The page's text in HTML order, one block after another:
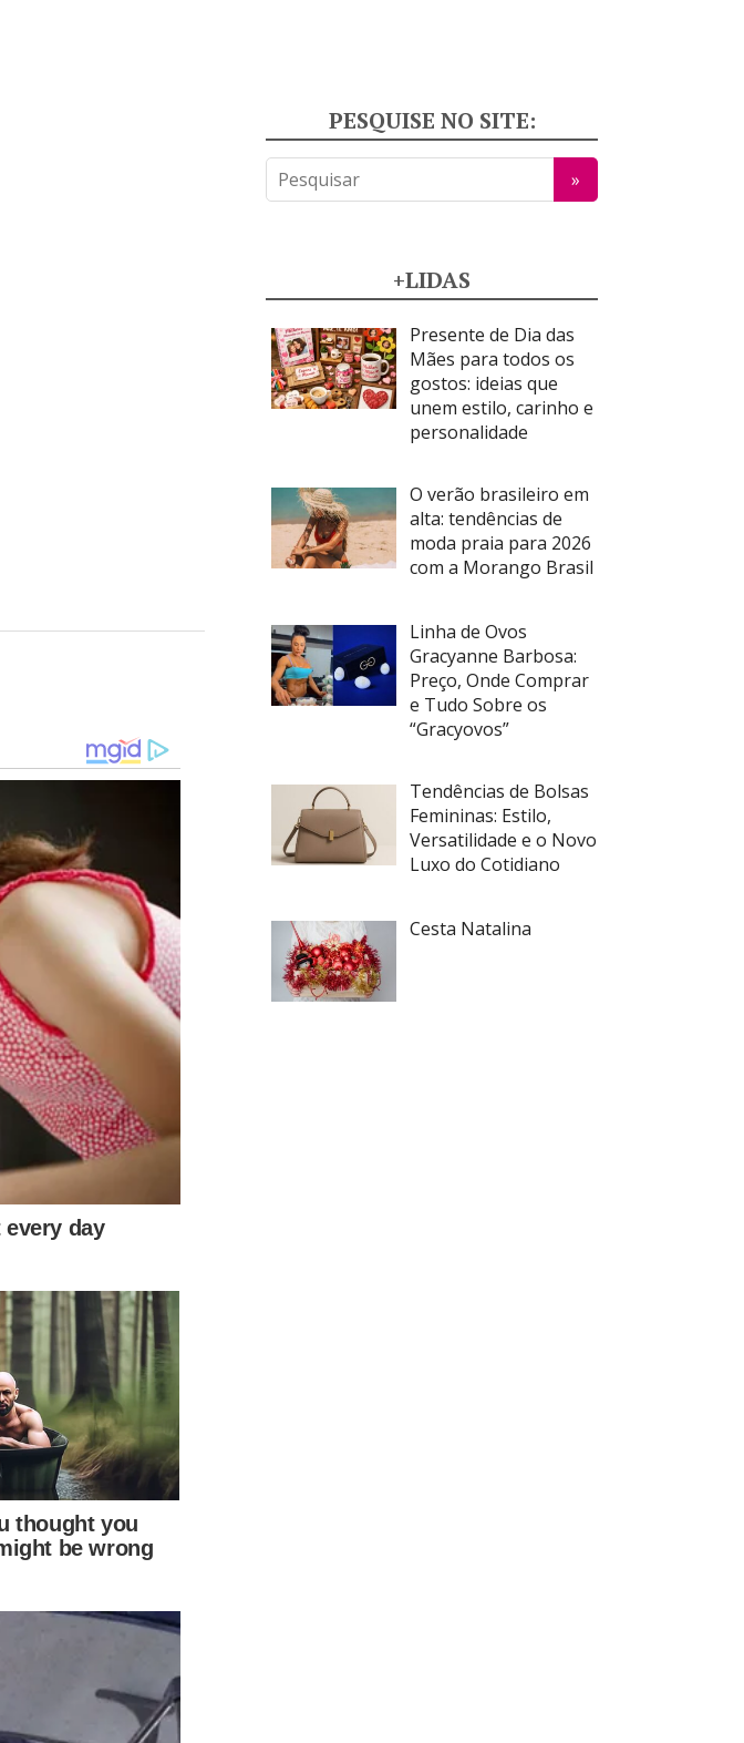
PESQUISE NO SITE:
+LIDAS
Presente de Dia das
Mães para todos os
gostos: ideias que
unem estilo, carinho e
personalidade
O verão brasileiro em
alta: tendências de
moda praia para 2026
com a Morango Brasil
Linha de Ovos
Gracyanne Barbosa:
Preço, Onde Comprar
e Tudo Sobre os
“Gracyovos”
Tendências de Bolsas
Femininas: Estilo,
Versatilidade e o Novo
Luxo do Cotidiano
Cesta Natalina